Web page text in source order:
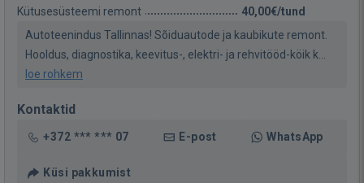
Kütusesüsteemi remont
40,00€/tund
Autoteenindus Tallinnas! Sõiduautode ja kaubikute remont.
Hooldus, diagnostika, keevitus-, elektri- ja rehvitööd-köik k...
loe rohkem
Kontaktid
+372 *** *** 07 E-post WhatsApp
Küsi pakkumist